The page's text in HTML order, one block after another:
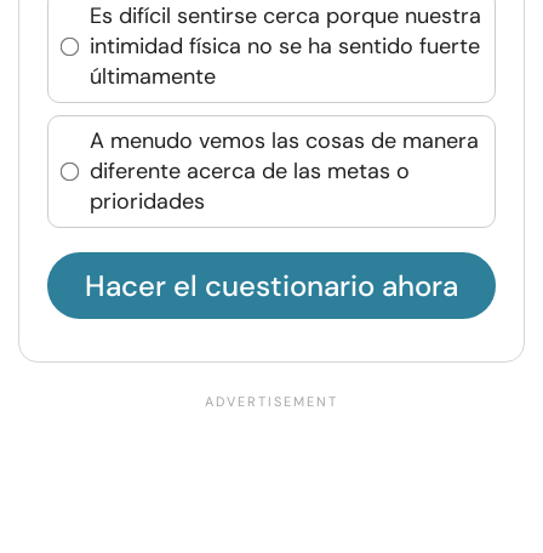
Es difícil sentirse cerca porque nuestra
intimidad física no se ha sentido fuerte
últimamente
A menudo vemos las cosas de manera
diferente acerca de las metas o
prioridades
Hacer el cuestionario ahora